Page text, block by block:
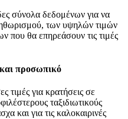
σύνολα δεδομένων για να
των υψηλών τιμών
που θα επηρεάσουν τις τιμές
προσωπικό
τιμές για κρατήσεις σε
ταξιδιωτικούς
και για τις καλοκαιρινές